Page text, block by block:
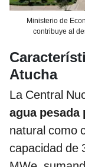
Ministerio de
contribuye al
Atucha
La Central
agua pesada
natural como
capacidad de